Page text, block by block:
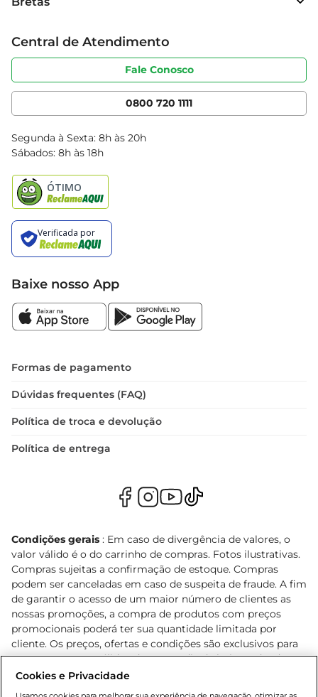
Grupo Cencosud
Sobre privacidade
Portal do fornecedor
Cencosud Media
Produtos Bretas
Código de ética
Serviços
Clube Bretas
Blog Bretas
Black Friday
Central de Atendimento
Fale Conosco
0800 720 1111
Segunda à Sexta: 8h às 20h
Sábados: 8h às 18h
Baixe nosso App
Formas de pagamento
Dúvidas frequentes (FAQ)
Política de troca e devolução
Política de entrega
Condições gerais : Em caso de divergência de valores, o
valor válido é o do carrinho de compras. Fotos ilustrativas.
Compras sujeitas a confirmação de estoque. Compras
podem ser canceladas em caso de suspeita de fraude. A fim
de garantir o acesso de um maior número de clientes as
nossas promoções, a compra de produtos com preços
promocionais poderá ter sua quantidade limitada por
cliente. Os preços, ofertas e condições são exclusivos para
o e-commerce e válidos durante o dia de hoje, podendo
sofrer alterações sem prévia notificação. Proibida a venda
Cookies e Privacidade